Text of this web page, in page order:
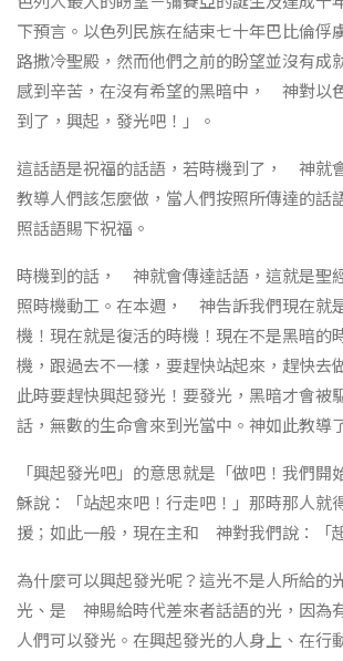
下預言。以色列民族在結束七十年巴比倫俘
路撒冷聖殿，然而他們之前的盼望並沒有成
感到辛苦，在沒有希望的黑暗中， 神對以
到了，興起，發光吧！」。
這話語是祝福的話語，若時機到了， 神就
教導人們該怎麼做，當人們按照所傳達的話
照話語賜下祝福。
時機到的話， 神就會傳達話語，這就是
照時機動工。在本週， 神告訴我們現在就
機！現在就是復活的時機！現在不是黑暗的
機，跟過去不一樣，要趕快站起來，趕快去
此時要趕快興起發光！要發光，黑暗才會被
話，無數的生命會來到光當中。神如此教導
「興起發光吧」的意思就是「做吧！我們開
穌說：「站起來吧！行走吧！」那時那人就
援；如此一般，現在主和 神對我們說：「
為什麼可以興起發光呢？這光不是人所給的
光、是 神賜給時代差來者話語的光，因為
人們可以發光。在興起發光的人身上、在行